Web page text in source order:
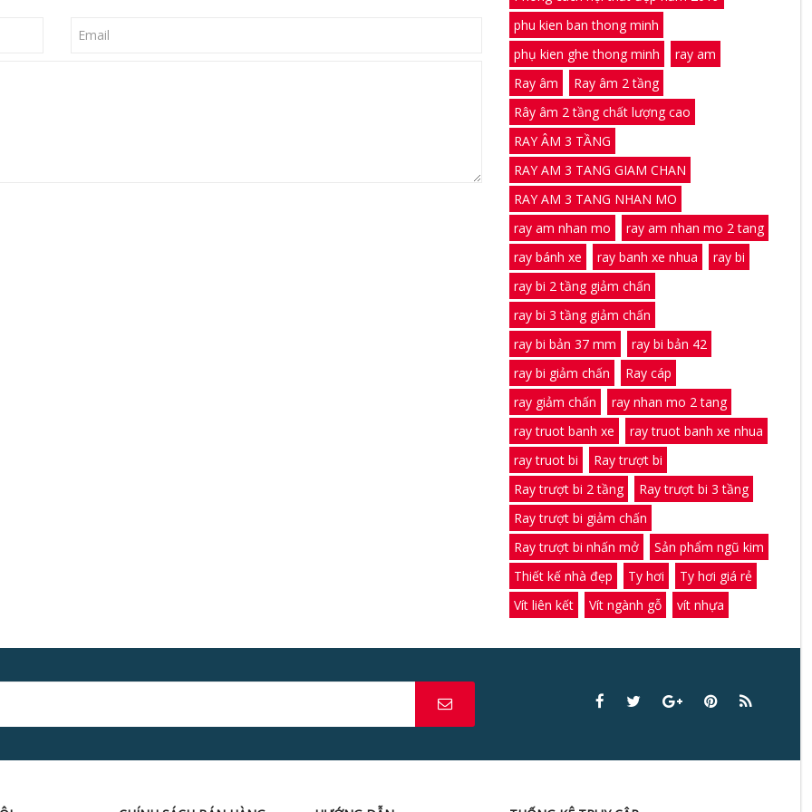
phu kien ban thong minh
phụ kien ghe thong minh
ray am
Ray âm
Ray âm 2 tầng
Rây âm 2 tầng chất lượng cao
RAY ÂM 3 TẦNG
RAY AM 3 TANG GIAM CHAN
RAY AM 3 TANG NHAN MO
ray am nhan mo
ray am nhan mo 2 tang
ray bánh xe
ray banh xe nhua
ray bi
ray bi 2 tầng giảm chấn
ray bi 3 tầng giảm chấn
ray bi bản 37 mm
ray bi bản 42
ray bi giảm chấn
Ray cáp
ray giảm chấn
ray nhan mo 2 tang
ray truot banh xe
ray truot banh xe nhua
ray truot bi
Ray trượt bi
Ray trượt bi 2 tầng
Ray trượt bi 3 tầng
Ray trượt bi giảm chấn
Ray trượt bi nhấn mở
Sản phẩm ngũ kim
Thiết kế nhà đẹp
Ty hơi
Ty hơi giá rẻ
Vít liên kết
Vít ngành gỗ vít nhựa